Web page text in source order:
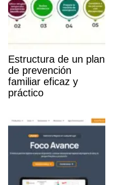
Estructura de un plan
de prevención
familiar eficaz y
práctico